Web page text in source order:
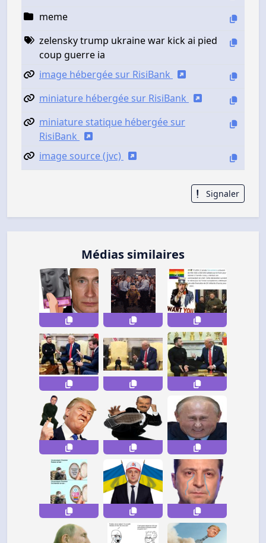
meme
zelensky trump ukraine war kick ai pied
coup guerre ia
image hébergée sur RisiBank
miniature hébergée sur RisiBank
miniature statique hébergée sur
RisiBank
image source (jvc)
Signaler
Médias similaires